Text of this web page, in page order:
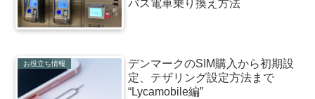
バス電車乗り換え方法
お役立ち情報
デンマークのSIM購入から初期設
定、テザリング設定方法まで
“Lycamobile編”